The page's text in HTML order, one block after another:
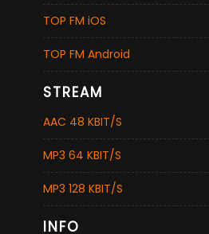
TOP FM iOS
TOP FM Android
STREAM
AAC 48 KBIT/S
MP3 64 KBIT/S
MP3 128 KBIT/S
INFO